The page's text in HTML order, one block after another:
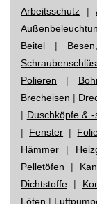
Arbeitsschutz |
Beitel |
Polieren |
Brecheisen |
| Duschköpfe &
| Fenster |
Hämmer |
Pelletöfen |
Dichtstoffe |
Löten |